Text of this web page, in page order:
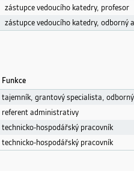
zástupce vedoucího katedry, profesor
zástupce vedoucího katedry, odborný
Funkce
tajemník, grantový specialista,
referent administrativy
technicko-hospodářský pracovník
technicko-hospodářský pracovník